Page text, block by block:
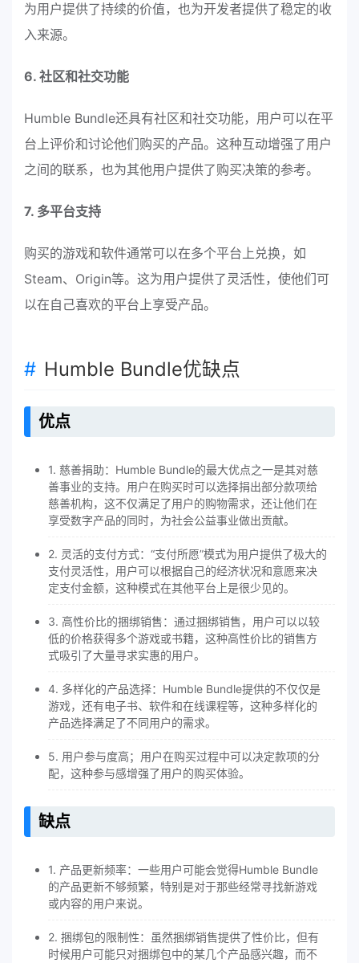
为用户提供了持续的价值，也为开发者提供了稳定的收
入来源。
6. 社区和社交功能
Humble Bundle还具有社区和社交功能，用户可以在平
台上评价和讨论他们购买的产品。这种互动增强了用户
之间的联系，也为其他用户提供了购买决策的参考。
7. 多平台支持
购买的游戏和软件通常可以在多个平台上兑换，如
Steam、Origin等。这为用户提供了灵活性，使他们可
以在自己喜欢的平台上享受产品。
Humble Bundle优缺点
优点
1. 慈善捐助：Humble Bundle的最大优点之一是其对慈
善事业的支持。用户在购买时可以选择捐出部分款项给
慈善机构，这不仅满足了用户的购物需求，还让他们在
享受数字产品的同时，为社会公益事业做出贡献。
2. 灵活的支付方式：“支付所愿”模式为用户提供了极大的
支付灵活性，用户可以根据自己的经济状况和意愿来决
定支付金额，这种模式在其他平台上是很少见的。
3. 高性价比的捆绑销售：通过捆绑销售，用户可以以较
低的价格获得多个游戏或书籍，这种高性价比的销售方
式吸引了大量寻求实惠的用户。
4. 多样化的产品选择：Humble Bundle提供的不仅仅是
游戏，还有电子书、软件和在线课程等，这种多样化的
产品选择满足了不同用户的需求。
5. 用户参与度高；用户在购买过程中可以决定款项的分
配，这种参与感增强了用户的购买体验。
缺点
1. 产品更新频率：一些用户可能会觉得Humble Bundle
的产品更新不够频繁，特别是对于那些经常寻找新游戏
或内容的用户来说。
2. 捆绑包的限制性：虽然捆绑销售提供了性价比，但有
时候用户可能只对捆绑包中的某几个产品感兴趣，而不